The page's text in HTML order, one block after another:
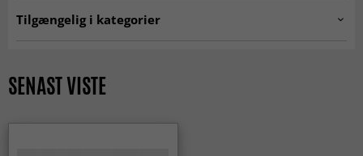
Tilgængelig i kategorier
Sengetøj
SENAST VISTE